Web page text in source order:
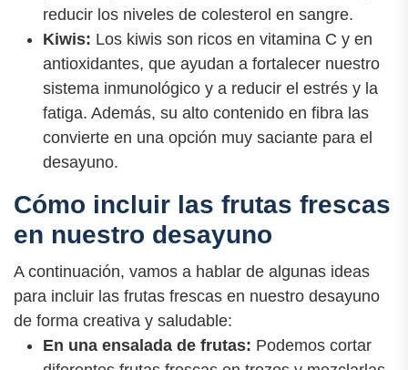
reducir los niveles de colesterol en sangre.
Kiwis: Los kiwis son ricos en vitamina C y en
antioxidantes, que ayudan a fortalecer nuestro
sistema inmunológico y a reducir el estrés y la
fatiga. Además, su alto contenido en fibra las
convierte en una opción muy saciante para el
desayuno.
Cómo incluir las frutas frescas
en nuestro desayuno
A continuación, vamos a hablar de algunas ideas
para incluir las frutas frescas en nuestro desayuno
de forma creativa y saludable:
En una ensalada de frutas: Podemos cortar